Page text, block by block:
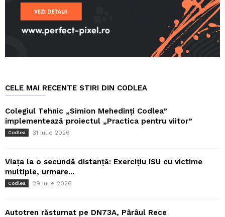
CELE MAI RECENTE STIRI DIN CODLEA
Colegiul Tehnic „Simion Mehedinți Codlea”
implementează proiectul „Practica pentru viitor”
Codlea 31 iulie 2026
Viața la o secundă distanță: Exercițiu ISU cu victime
multiple, urmare...
Codlea 29 iulie 2026
Autotren răsturnat pe DN73A, Pârâul Rece